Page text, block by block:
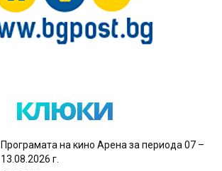
клюки
Програмата на кино Арена за периода 07 –
13.08.2026 г.